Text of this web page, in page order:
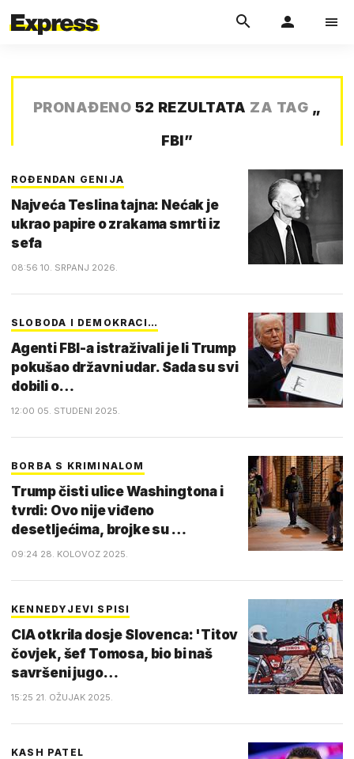
PRONAĐENO 52 REZULTATA ZA TAG „
FBI”
ROĐENDAN GENIJA
Najveća Teslina tajna: Nećak je
ukrao papire o zrakama smrti iz
sefa
08:56 10. SRPANJ 2026.
SLOBODA I DEMOKRACI…
Agenti FBI-a istraživali je li Trump
pokušao državni udar. Sada su svi
dobili o…
12:00 05. STUDENI 2025.
BORBA S KRIMINALOM
Trump čisti ulice Washingtona i
tvrdi: Ovo nije viđeno
desetljećima, brojke su …
09:24 28. KOLOVOZ 2025.
KENNEDYJEVI SPISI
CIA otkrila dosje Slovenca: 'Titov
čovjek, šef Tomosa, bio bi naš
savršeni jugo…
15:25 21. OŽUJAK 2025.
KASH PATEL